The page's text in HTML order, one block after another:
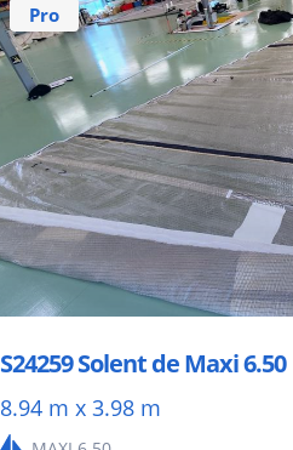
Pro
S24259 Solent de Maxi 6.50
8.94 m x 3.98 m